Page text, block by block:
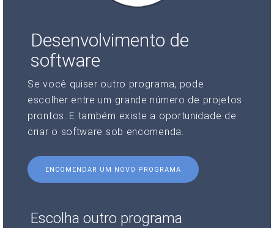
Desenvolvimento de
software
Se você quiser outro programa, pode
escolher entre um grande número de projetos
prontos. E também existe a oportunidade de
criar o software sob encomenda.
ENCOMENDAR UM NOVO PROGRAMA
Escolha outro programa